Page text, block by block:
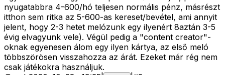
nyugatabbra 4-600/hó teljesen normális pénz, másrészt
itthon sem ritka az 5-600-as kereset/bevétel, ami annyit
jelent, hogy 2-3 hetet melózunk egy ilyenért 8aztán 3-5
évig elvagyunk vele). Végül pedig a "content creator"-
oknak egyenesen álom egy ilyen kártya, az első meló
többszörösen visszahozza az árát. Ezeket már rég nem
csak játékokra használjuk.